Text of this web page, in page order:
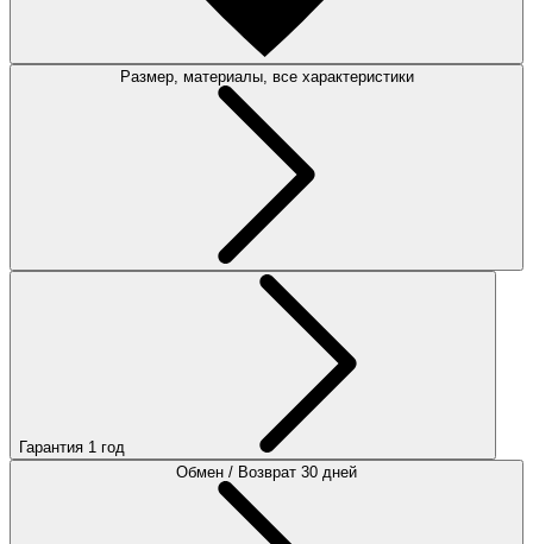
Размер, материалы, все характеристики
Гарантия 1 год
Обмен / Возврат 30 дней